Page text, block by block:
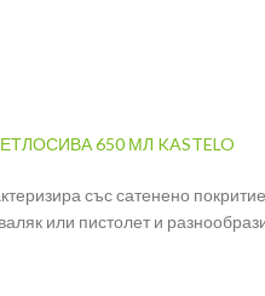
650 МЛ KASTELO
със сатенено
или пистолет и